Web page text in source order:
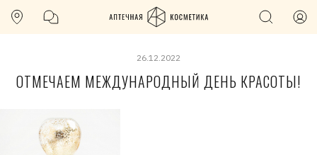
26.12.2022
ОТМЕЧАЕМ МЕЖДУНАРОДНЫЙ ДЕНЬ КРАСОТЫ!